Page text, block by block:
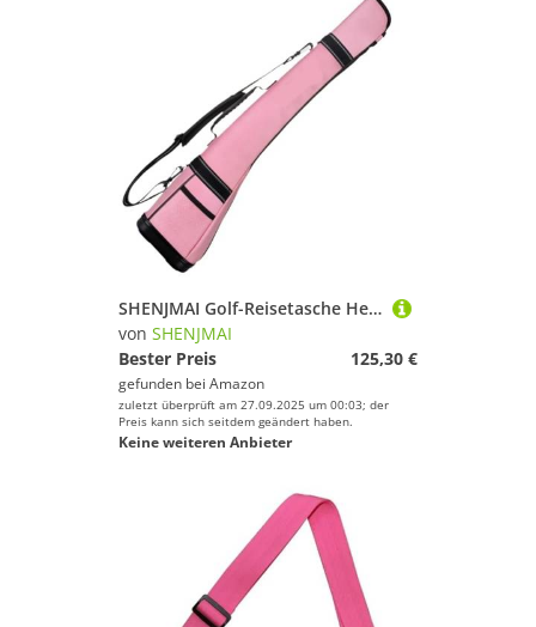
SHENJMAI Golf-Reisetasche Herren- und Damen-Golftasche, Halbpack, Outdoor, langlebig, Golf-Reisetasche, faltbar, leicht(Pink)
von SHENJMAI
Bester Preis
125,30 €
gefunden bei Amazon
zuletzt überprüft am 27.09.2025 um 00:03; der
Preis kann sich seitdem geändert haben.
Keine weiteren Anbieter